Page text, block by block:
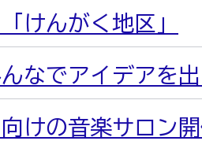
けんがく地区」
なでアイデアを
けの音楽サロン